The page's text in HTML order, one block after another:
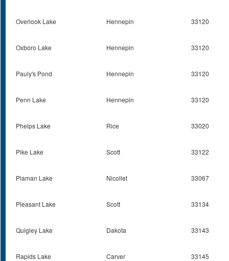
Overlook Lake Hennepin 33120
Oxboro Lake Hennepin 33120
Pauly's Pond Hennepin 33120
Penn Lake Hennepin 33120
Phelps Lake Rice 33020
Pike Lake Scott 33122
Plaman Lake Nicollet 33067
Pleasant Lake Scott 33134
Quigley Lake Dakota 33143
Rapids Lake Carver 33145